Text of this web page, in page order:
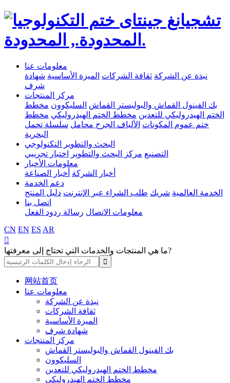
معلومات عنا
نبذة عن الشركة ثقافة الشركات الميزة الأساسية شهادة
شرف
مركز المنتجات
بك الفينول القماش والبوليستر القماش السليكوون مخطط
الختم الهيدروليكي للتعدين مخطط الختم الهيدروليكي مخطط
ختم عموم المكونات الألياف الجرح محامل سلسلة تحمل
البحرية
البحث والتطوير التكنولوجي
التصنيع مركز البحث والتطوير
اختبار تجريبي
معلومات الأخبار
أخبار الشركة أخبار الصناعة
دعم الخدمة
الخدمة العالمية شريك طلب الشراء عبر الإنترنت دليل المنتج
اتصل بنا
معلومات الاتصال رسالة ردود الفعل
CN EN ES AR

ما هي المنتجات والخدمات التي تحتاج إلى معرفتها?
网站首页
معلومات عنا
نبذة عن الشركة
ثقافة الشركات
الميزة الأساسية
شهادة شرف
مركز المنتجات
بك الفينول القماش والبوليستر القماش
السليكوون
مخطط الختم الهيدروليكي للتعدين
مخطط الختم الهيدروليكي